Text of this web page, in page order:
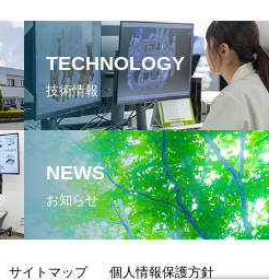
TECHNOLOGY
技術情報
NEWS
お知らせ
サイトマップ 個人情報保護方針